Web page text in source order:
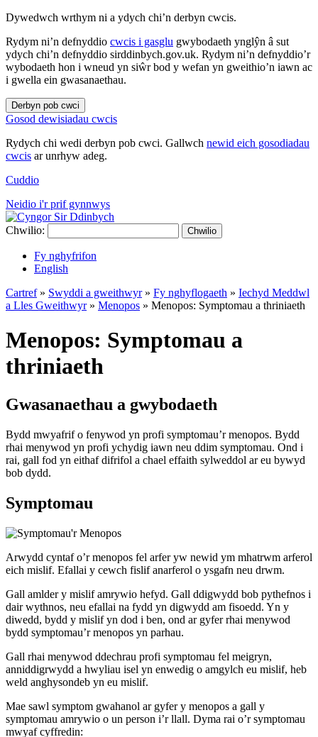
Dywedwch wrthym ni a ydych chi’n derbyn cwcis.
Rydym ni’n defnyddio cwcis i gasglu gwybodaeth ynglŷn â sut
ydych chi’n defnyddio sirddinbych.gov.uk. Rydym ni’n defnyddio’r
wybodaeth hon i wneud yn siŵr bod y wefan yn gweithio’n iawn ac
i gwella ein gwasanaethau.
Derbyn pob cwci
Gosod dewisiadau cwcis
Rydych chi wedi derbyn pob cwci. Gallwch newid eich gosodiadau
cwcis ar unrhyw adeg.
Cuddio
Neidio i'r prif gynnwys
Chwilio: Chwilio
Fy nghyfrifon
English
Cartref» Swyddi a gweithwyr» Fy nghyflogaeth » Iechyd Meddwl
a Lles Gweithwyr» Menopos » Menopos: Symptomau a thriniaeth
Menopos: Symptomau a
thriniaeth
Gwasanaethau a gwybodaeth
Bydd mwyafrif o fenywod yn profi symptomau’r menopos. Bydd
rhai menywod yn profi ychydig iawn neu ddim symptomau. Ond i
rai, gall fod yn eithaf difrifol a chael effaith sylweddol ar eu bywyd
bob dydd.
Symptomau
Arwydd cyntaf o’r menopos fel arfer yw newid ym mhatrwm arferol
eich mislif. Efallai y cewch fislif anarferol o ysgafn neu drwm.
Gall amlder y mislif amrywio hefyd. Gall ddigwydd bob pythefnos i
dair wythnos, neu efallai na fydd yn digwydd am fisoedd. Yn y
diwedd, bydd y mislif yn dod i ben, ond ar gyfer rhai menywod
bydd symptomau’r menopos yn parhau.
Gall rhai menywod ddechrau profi symptomau fel meigryn,
anniddigrwydd a hwyliau isel yn enwedig o amgylch eu mislif, heb
weld anghysondeb yn eu mislif.
Mae sawl symptom gwahanol ar gyfer y menopos a gall y
symptomau amrywio o un person i’r llall. Dyma rai o’r symptomau
mwyaf cyffredin: